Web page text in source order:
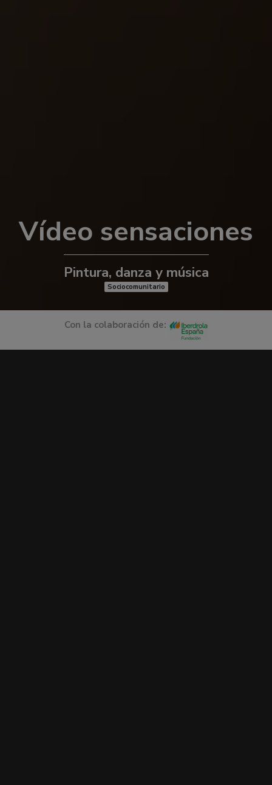
Vídeo sensaciones
Pintura, danza y música
Sociocomunitario
Con la colaboración de: